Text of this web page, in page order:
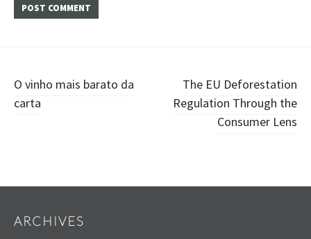
Post
navigation
O vinho mais barato da
carta
The EU Deforestation
Regulation Through the
Consumer Lens
ARCHIVES